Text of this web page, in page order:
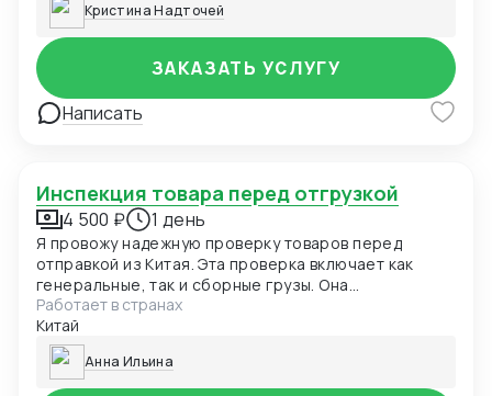
Кристина Надточей
Написать
ЗАКАЗАТЬ УСЛУГУ
Инспекция товара перед отгрузкой
4 500 ₽ 1 день
Я провожу надежную проверку товаров перед
отправкой из Китая. Эта проверка включает как
генеральные, так и сборные грузы. Она
осуществляется после завершения производства,
когда большая часть товара уже упакована.
Работает в странах
Китай
Анна Ильина